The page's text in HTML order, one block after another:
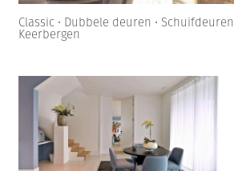
Classic • Dubbele deuren • Schuifdeuren
Keerbergen